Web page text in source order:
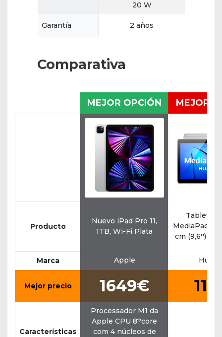
20 W
Garantía 2 años
Comparativa
MEJOR OPCIÓN MEJOR
Producto
Nuevo iPad Pro 11,
1TB, Wi-Fi Plata
Tablet
MediaPad T3
cm (9,6'') Wi-
Marca Apple
Mejor precio 1649€
Características
Processador M1 da
Apple CPU 8?core
com 4 núcleos de